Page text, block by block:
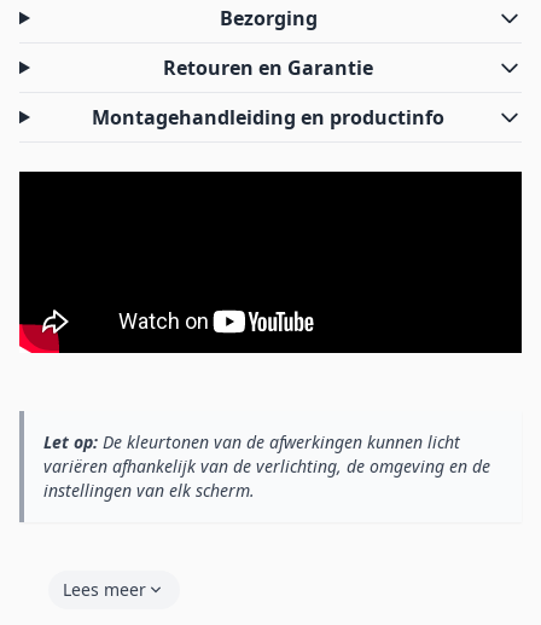
Bezorging
Retouren en Garantie
Montagehandleiding en productinfo
Let op: De kleurtonen van de afwerkingen kunnen licht
variëren afhankelijk van de verlichting, de omgeving en de
instellingen van elk scherm.
Lees meer